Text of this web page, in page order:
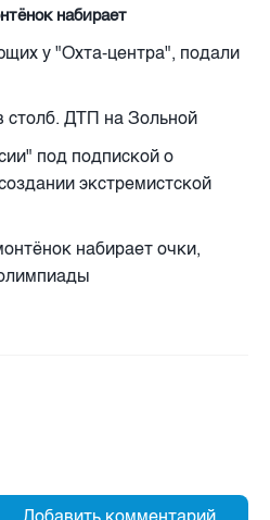
набирает
у "Охта-центра", подали
столб. ДТП на Зольной
под подпиской о
экстремистской
набирает очки,